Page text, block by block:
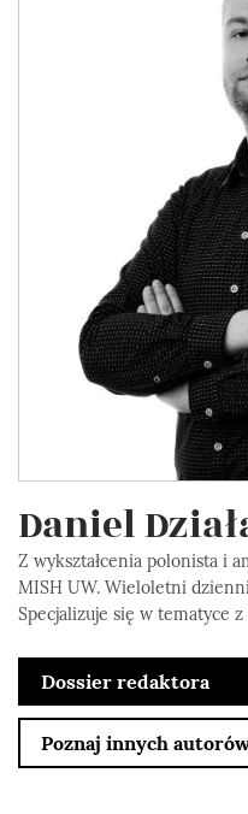
Daniel
Z wykształcenia polonista i
MISH UW. Wieloletni
Specjalizuje się w tematyce z
Dossier redaktora
Poznaj innych